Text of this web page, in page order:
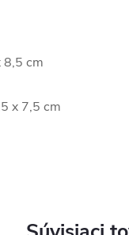
8,5 cm
x 7,5 cm